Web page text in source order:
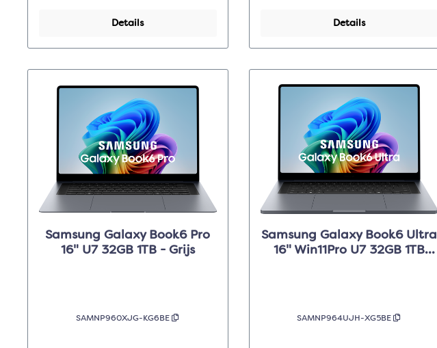
Details Details
Samsung Galaxy Book6 Pro
16" U7 32GB 1TB - Grijs
SAMNP960XJG-KG6BE
Samsung Galaxy Book6 Ultra
16" Win11Pro U7 32GB 1TB
SAMNP964UJH-XG5BE